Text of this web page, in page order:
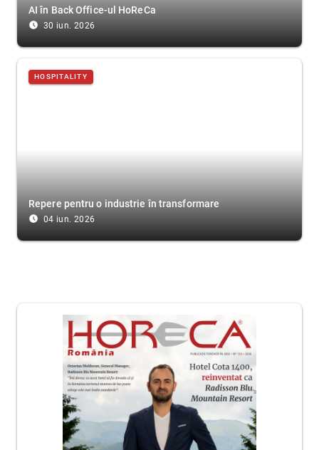
AI în Back Office-ul HoReCa
access_time_filled 30 iun. 2026
HOSPITALITY
Repere pentru o industrie în transformare
access_time_filled 04 iun. 2026